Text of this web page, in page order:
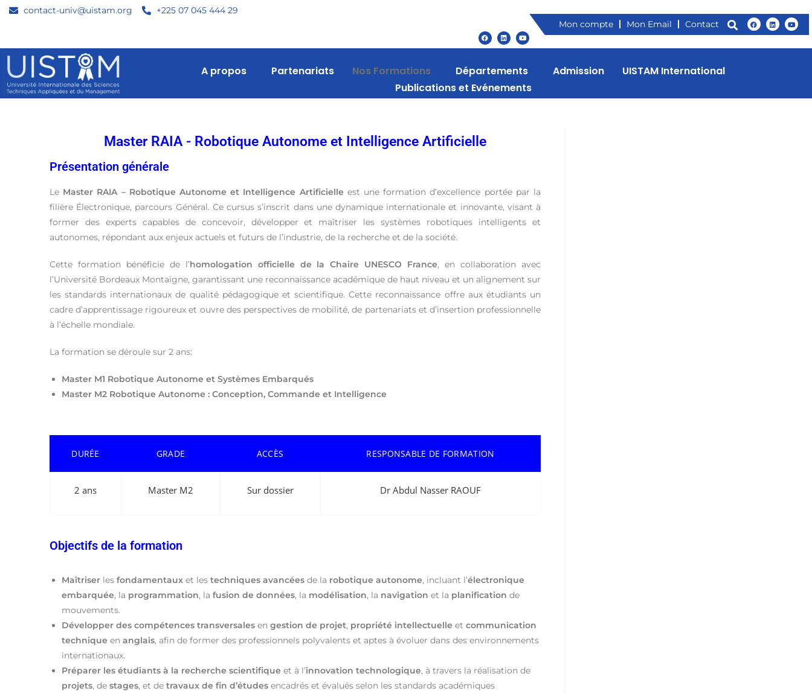
contact-univ@uistam.org
+225 07 045 444 29
Mon compte
Mon Email Contact
A propos Partenariats Nos Formations Départements Admission
UISTAM International
Publications et Evénements
Master RAIA - Robotique Autonome et Intelligence Artificielle
Présentation générale
Le Master RAIA – Robotique Autonome et Intelligence Artificielle est une formation d’excellence portée par la
filière Électronique, parcours Général. Ce cursus s’inscrit dans une dynamique internationale et innovante, visant à
former des experts capables de concevoir, développer et maîtriser les systèmes robotiques intelligents et
autonomes, répondant aux enjeux actuels et futurs de l’industrie, de la recherche et de la société.
Cette formation bénéficie de l’homologation officielle de la Chaire UNESCO France, en collaboration avec
l’Université Bordeaux Montaigne, garantissant une reconnaissance académique de haut niveau et un alignement sur
les standards internationaux de qualité pédagogique et scientifique. Cette reconnaissance offre aux étudiants un
cadre d’apprentissage rigoureux et ouvre des perspectives de mobilité, de partenariats et d’insertion professionnelle
à l’échelle mondiale.
La formation se déroule sur 2 ans:
Master M1 Robotique Autonome et Systèmes Embarqués
Master M2 Robotique Autonome : Conception, Commande et Intelligence
DURÉE GRADE ACCÈS RESPONSABLE DE FORMATION
2 ans Master M2 Sur dossier Dr Abdul Nasser RAOUF
Objectifs de la formation
Maîtriser les fondamentaux et les techniques avancées de la robotique autonome, incluant l’électronique
embarquée, la programmation, la fusion de données, la modélisation, la navigation et la planification de
mouvements.
Développer des compétences transversales en gestion de projet, propriété intellectuelle et communication
technique en anglais, afin de former des professionnels polyvalents et aptes à évoluer dans des environnements
internationaux.
Préparer les étudiants à la recherche scientifique et à l’innovation technologique, à travers la réalisation de
projets, de stages, et de travaux de fin d’études encadrés et évalués selon les standards académiques